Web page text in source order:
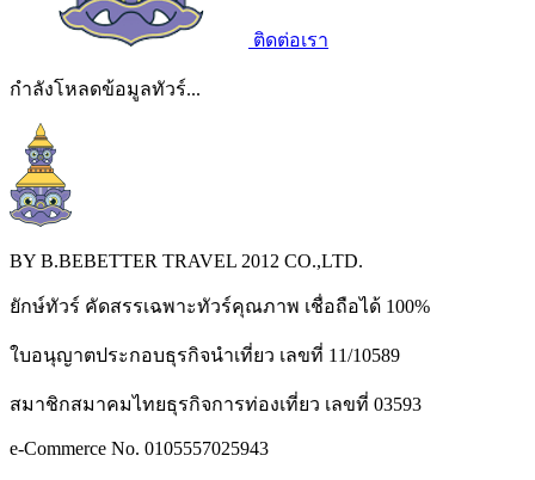
ติดต่อเรา
กำลังโหลดข้อมูลทัวร์...
BY B.BEBETTER TRAVEL 2012 CO.,LTD.
ยักษ์ทัวร์ คัดสรรเฉพาะทัวร์คุณภาพ เชื่อถือได้ 100%
ใบอนุญาตประกอบธุรกิจนำเที่ยว เลขที่ 11/10589
สมาชิกสมาคมไทยธุรกิจการท่องเที่ยว เลขที่ 03593
e-Commerce No. 0105557025943